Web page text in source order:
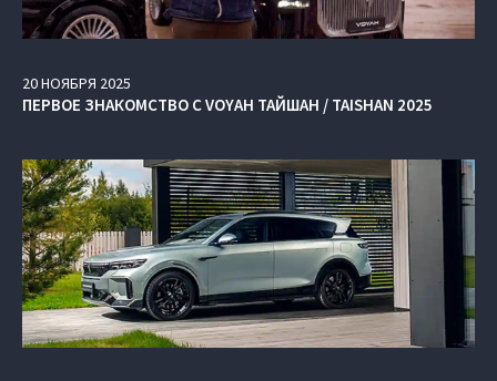
20НОЯБРЯ 2025
ПЕРВОЕ ЗНАКОМСТВО С VOYAH ТАЙШАН / TAISHAN 2025